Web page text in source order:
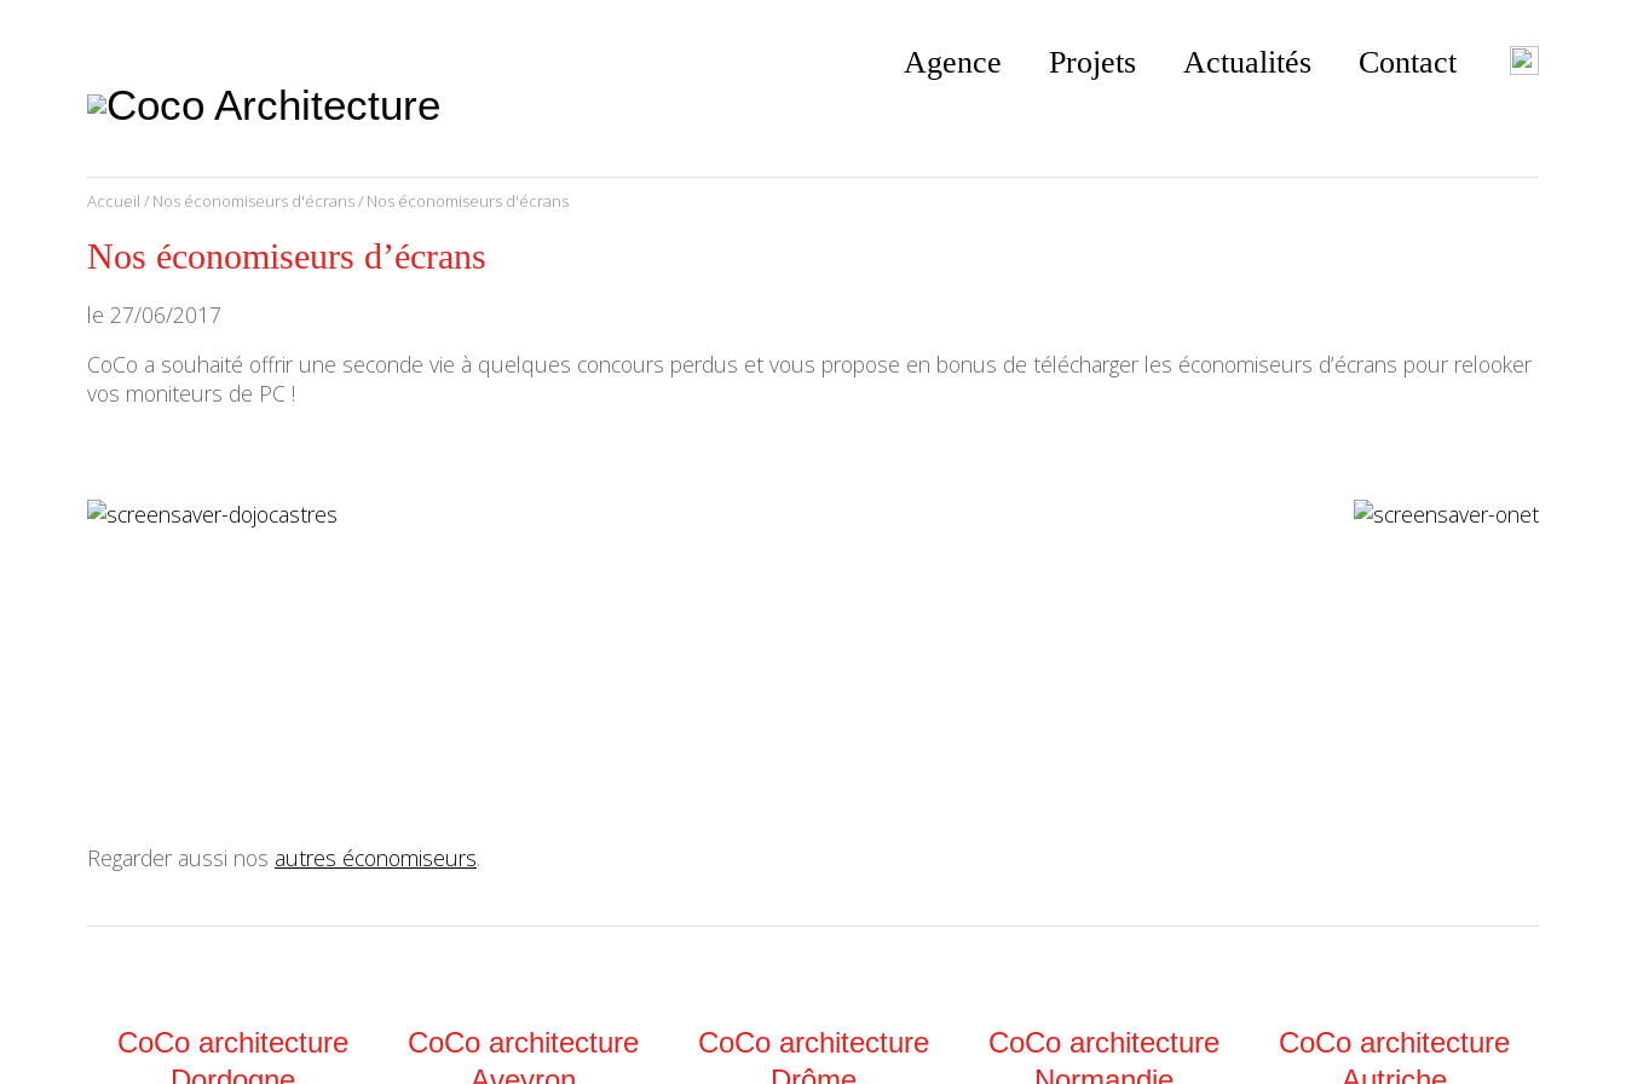
urbanisme,
etc.
Agence Projets Actualités Contact
Accueil / Nos économiseurs d'écrans/ Nos économiseurs d'écrans
Nos économiseurs d’écrans
le 27/06/2017
CoCo a souhaité offrir une seconde vie à quelques concours perdus et vous propose en bonus de télécharger les économiseurs d’écrans pour relooker
vos moniteurs de PC !
Regarder aussi nos autres économiseurs.
CoCo architecture
CoCo architecture
CoCo architecture
CoCo architecture
CoCo architecture